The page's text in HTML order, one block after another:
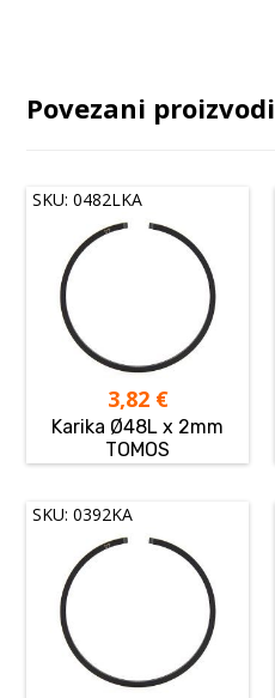
Povezani proizvodi
SKU: 0482LKA
3,82 €
Karika Ø48L x 2mm
TOMOS
SKU: 0392KA